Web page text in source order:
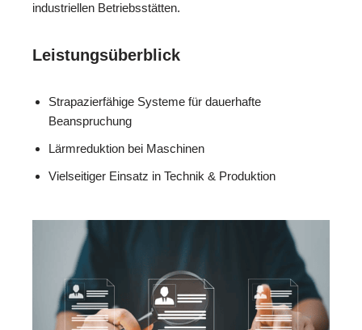
industriellen Betriebsstätten.
Leistungsüberblick
Strapazierfähige Systeme für dauerhafte
Beanspruchung
Lärmreduktion bei Maschinen
Vielseitiger Einsatz in Technik & Produktion